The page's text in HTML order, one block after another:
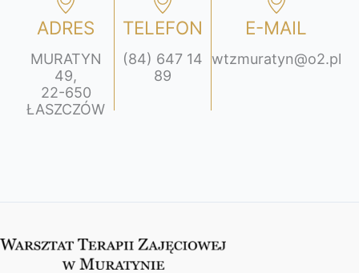
ADRES
MURATYN
49,
22-650
ŁASZCZÓW
TELEFON
(84) 647 14
89
E-MAIL
wtzmuratyn@o2.pl